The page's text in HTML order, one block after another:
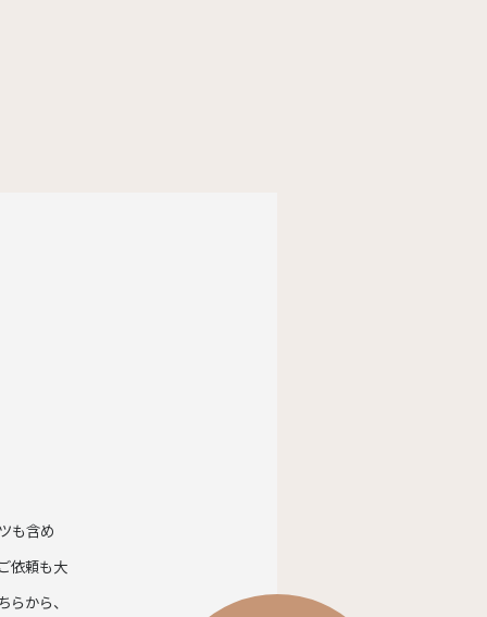
も含め
依頼も大
から、